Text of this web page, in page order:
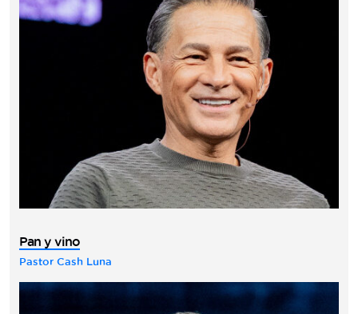
Pan y vino
Pastor Cash Luna